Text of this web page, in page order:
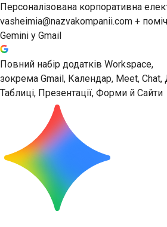
Персоналізована корпоративна
vasheimia@nazvakompanii.com +
Gemini у Gmail
Повний набір додатків Workspace,
зокрема Gmail, Календар, Meet,
Таблиці, Презентації, Форми й Сайти